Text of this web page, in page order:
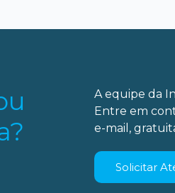
A equipe da
Entre em
e-mail,
Solicitar